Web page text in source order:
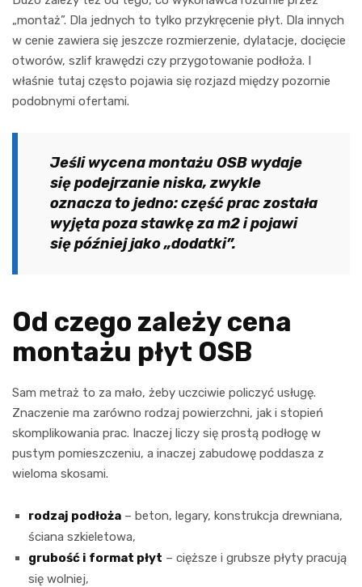
„montaż”. Dla jednych to tylko przykręcenie płyt. Dla innych
w cenie zawiera się jeszcze rozmierzenie, dylatacje, docięcie
otworów, szlif krawędzi czy przygotowanie podłoża. I
właśnie tutaj często pojawia się rozjazd między pozornie
podobnymi ofertami.
Jeśli wycena montażu OSB wydaje
się podejrzanie niska, zwykle
oznacza to jedno: część prac została
wyjęta poza stawkę za m2 i pojawi
się później jako „dodatki”.
Od czego zależy cena
montażu płyt OSB
Sam metraż to za mało, żeby uczciwie policzyć usługę.
Znaczenie ma zarówno rodzaj powierzchni, jak i stopień
skomplikowania prac. Inaczej liczy się prostą podłogę w
pustym pomieszczeniu, a inaczej zabudowę poddasza z
wieloma skosami.
rodzaj podłoża – beton, legary, konstrukcja drewniana,
ściana szkieletowa,
grubość i format płyt – cięższe i grubsze płyty pracują
się wolniej,